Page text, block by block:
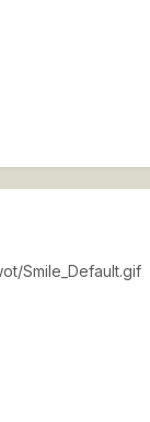
Smile_Default.gif